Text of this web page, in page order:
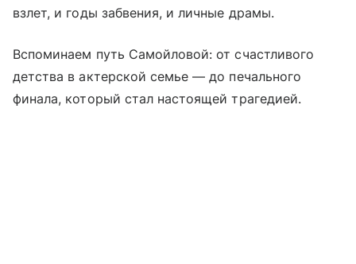
взлет, и годы забвения, и личные драмы.
Вспоминаем путь Самойловой: от счастливого
детства в актерской семье — до печального
финала, который стал настоящей трагедией.